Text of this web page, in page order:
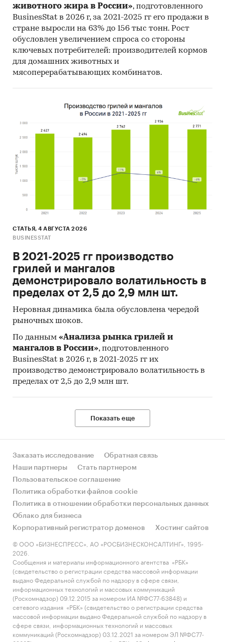
животного жира в России», подготовленного
BusinesStat в 2026 г, за 2021-2025 гг его продажи в
стране выросли на 63% до 156 тыс тонн. Рост
обусловлен увеличением спроса со стороны
ключевых потребителей: производителей кормов
для домашних животных и
мясоперерабатывающих комбинатов.
СТАТЬЯ, 4 АВГУСТА 2026
BUSINESSTAT
В 2021-2025 гг производство
грилей и мангалов
демонстрировало волатильность в
пределах от 2,5 до 2,9 млн шт.
Неровная динамика была обусловлена чередой
рыночных шоков.
По данным «Анализа рынка грилей и
мангалов в России», подготовленного
BusinesStat в 2026 г, в 2021-2025 гг их
производство демонстрировало волатильность в
пределах от 2,5 до 2,9 млн шт.
Показать еще
Заказать исследование
Обратная связь
Наши партнеры
Стать партнером
Пользовательское соглашение
Политика обработки файлов cookie
Политика в отношении обработки персональных данных
Облако для бизнеса
Корпоративный регистратор доменов
Хостинг сайтов
© ООО «БИЗНЕСПРЕСС», АО «РОСБИЗНЕСКОНСАЛТИНГ», 1995-
2026.
Сообщения и материалы информационного агентства «РБК»
(свидетельство о регистрации средства массовой информации
выдано Федеральной службой по надзору в сфере связи,
информационных технологий и массовых коммуникаций
(Роскомнадзор) 09.12.2015 за номером ИА №ФС77-63848) и
сетевого издания «РБК» (свидетельство о регистрации средства
массовой информации выдано Федеральной службой по надзору в
сфере связи, информационных технологий и массовых
коммуникаций (Роскомнадзор) 03.12.2021 за номером ЭЛ №ФС77-